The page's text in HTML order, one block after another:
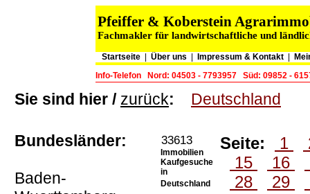
Pfeiffer & Koberstein
Fachmakler für landwirtschaftliche und
Startseite Über uns Impressum & Kontakt
Info-Telefon
Nord: 04503 - 7793957 Süd: 09852 -
Sie sind hier / zurück: Deutschland
Bundesländer:
Baden-
33613
Immobilien
Kaufgesuche
in
Deutschland
Seite: 1
15
16
28
29